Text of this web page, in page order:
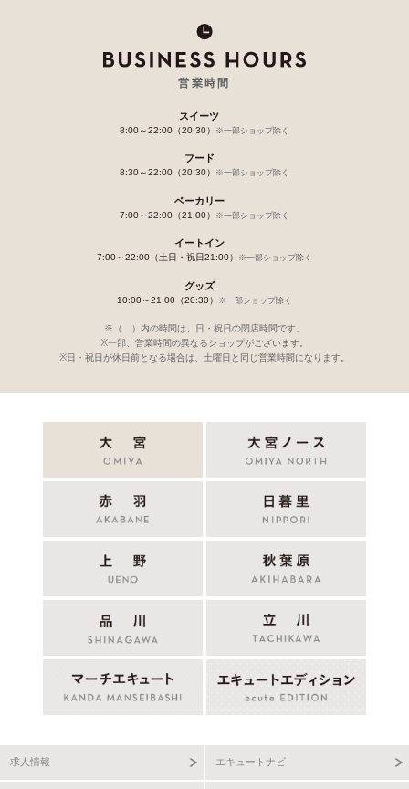
営業時間
スイーツ
8:00～22:00（20:30） ※一部ショップ除く
フード
8:30～22:00（20:30） ※一部ショップ除く
ベーカリー
7:00～22:00（21:00） ※一部ショップ除く
イートイン
7:00～22:00（土日・祝日21:00） ※一部ショップ除く
グッズ
10:00～21:00（20:30） ※一部ショップ除く
※（ ）内の時間は、日・祝日の閉店時間です。
※一部、営業時間の異なるショップがございます。
※日・祝日が休日前となる場合は、土曜日と同じ営業時間になります。
求人情報 エキュートナビ